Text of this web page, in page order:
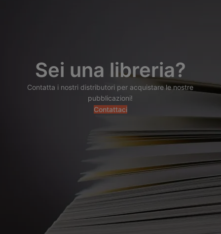
Sei una libreria?
Contatta i nostri distributori per acquistare le nostre
pubblicazioni!
Contattaci